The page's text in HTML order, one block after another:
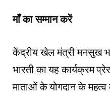
माँ का सम्मान करें
केंद्रीय खेल मंत्री मनसुख
भारती का यह कार्यक्रम
माताओं के योगदान के